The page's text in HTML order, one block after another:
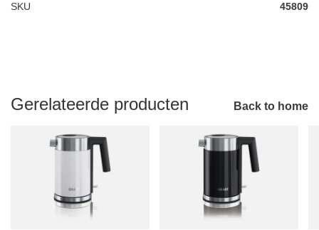
SKU 45809
Gerelateerde producten Back to home